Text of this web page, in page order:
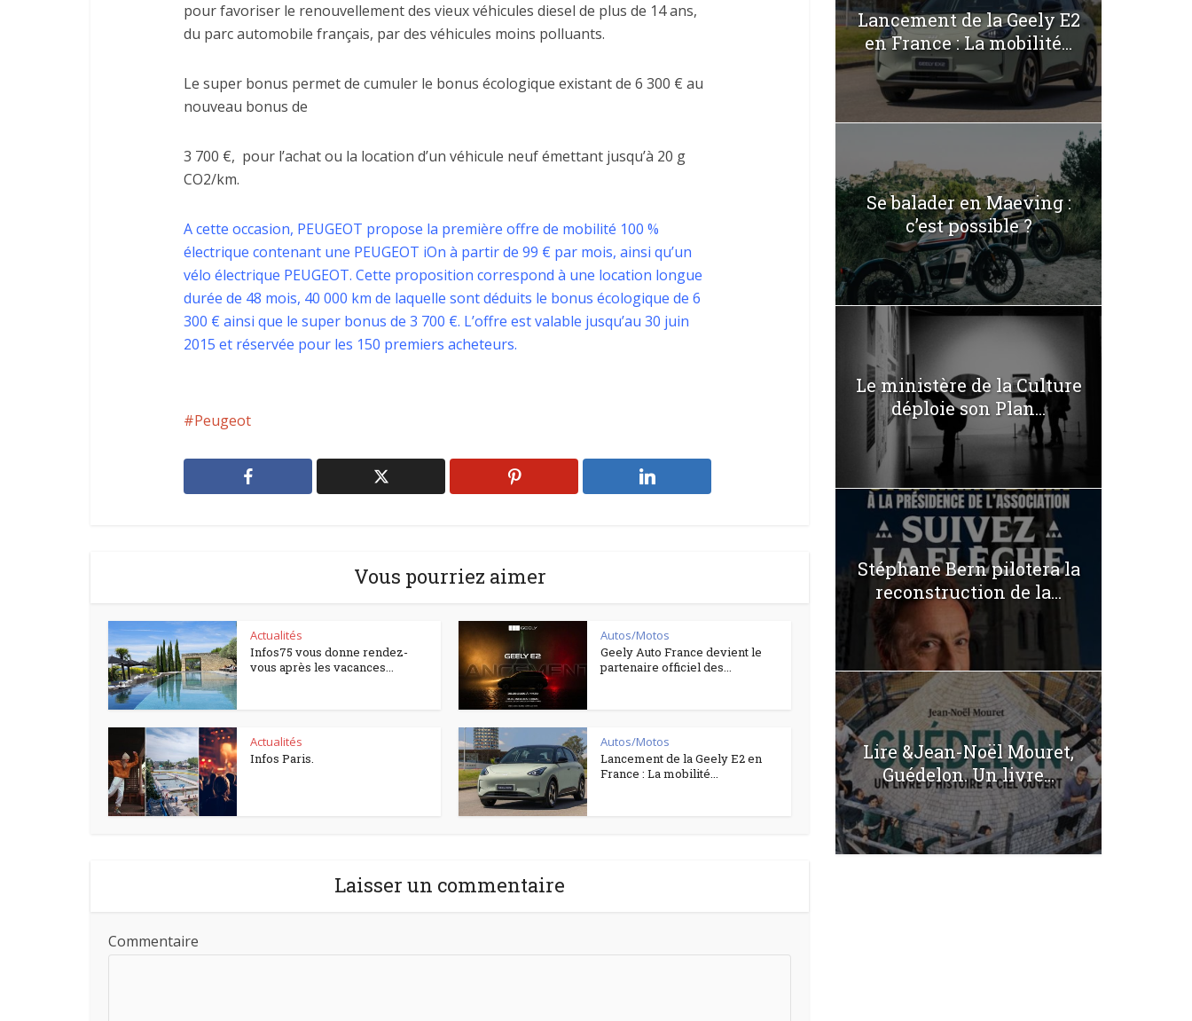
pour favoriser le renouvellement des vieux véhicules diesel de plus de 14 ans,
du parc automobile français, par des véhicules moins polluants.
Le super bonus permet de cumuler le bonus écologique existant de 6 300 € au
nouveau bonus de
3 700 €, pour l’achat ou la location d’un véhicule neuf émettant jusqu’à 20 g
CO2/km.
A cette occasion, PEUGEOT propose la première offre de mobilité 100 %
électrique contenant une PEUGEOT iOn à partir de 99 € par mois, ainsi qu’un
vélo électrique PEUGEOT. Cette proposition correspond à une location longue
durée de 48 mois, 40 000 km de laquelle sont déduits le bonus écologique de 6
300 € ainsi que le super bonus de 3 700 €. L’offre est valable jusqu’au 30 juin
2015 et réservée pour les 150 premiers acheteurs.
Peugeot
Vous pourriez aimer
Actualités
Infos75 vous donne rendez-
vous après les vacances...
Autos/Motos
Geely Auto France devient le
partenaire officiel des...
Actualités
Infos Paris.
Autos/Motos
Lancement de la Geely E2 en
France : La mobilité...
Laisser un commentaire
Commentaire
Lancement de la Geely E2
en France : La mobilité...
Se balader en Maeving :
c’est possible ?
Le ministère de la Culture
déploie son Plan...
Stéphane Bern pilotera la
reconstruction de la...
Lire &Jean-Noël Mouret,
Guédelon. Un livre...